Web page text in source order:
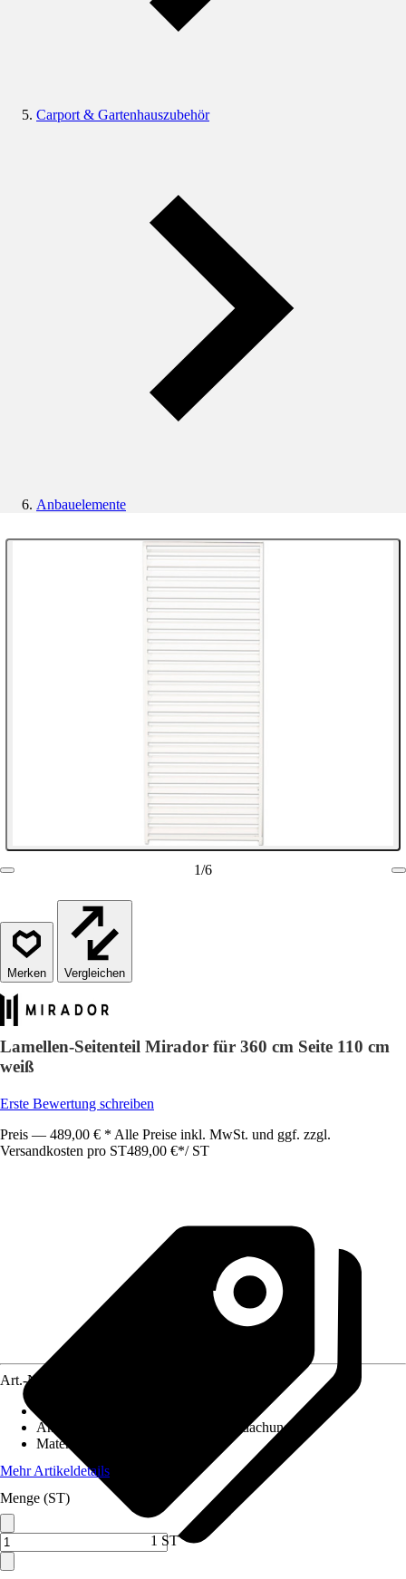
Carport & Gartenhauszubehör
Anbauelemente
1/6
Vergleichen
Lamellen-Seitenteil Mirador für 360 cm Seite 110 cm
weiß
Erste Bewertung schreiben
Preis — 489,00 € * Alle Preise inkl. MwSt. und ggf. zzgl.
Versandkosten pro ST489,00 €*/ ST
Art.-Nr.
Anwendungsbereich
Terrassenüberdachung
Material
Mehr Artikeldetails
Menge (ST)
1 ST